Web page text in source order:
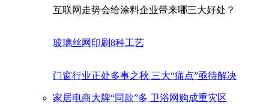
互联网走势会给涂料企业带来哪三大好处？
玻璃丝网印刷8种工艺
门窗行业正处多事之秋 三大“痛点”亟待解决
家居电商大牌“同款”多 卫浴网购成重灾区